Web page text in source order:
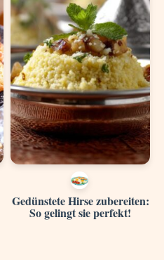
Gedünstete Hirse zubereiten:
So gelingt sie perfekt!